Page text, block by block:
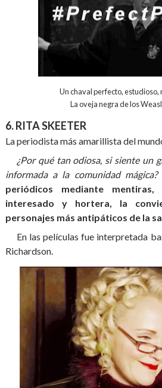
Un chaval perfecto, estudioso,
La oveja negra de los
6. RITA SKEETER
La periodista más amarillista del
¿Por qué tan odiosa, si siente un
informada a la comunidad mágica?
periódicos mediante
interesado y hortera, la
personajes más antipáticos de la
En las películas fue interpretada
Richardson.